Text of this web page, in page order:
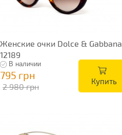
Женские очки Dolce & Gabbana
12189
В наличии
795 грн
2 980 грн
Купить